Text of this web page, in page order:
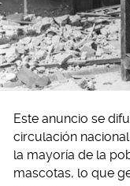
Este anuncio se
circulación
la mayoría de la
mascotas, lo que